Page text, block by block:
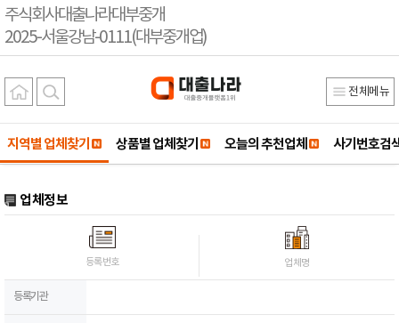
주식회사대출나라대부중개
2025-서울강남-0111(대부중개업)
전체메뉴
지역별 업체찾기 상품별 업체찾기 오늘의 추천업체 사기번호검
업체정보
등록번호 업체명
등록기관